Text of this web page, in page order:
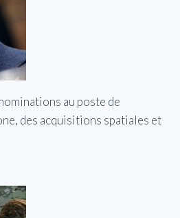
au poste de
des acquisitions spatiales et